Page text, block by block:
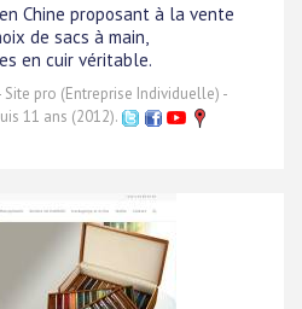
Chine proposant à la vente
de sacs à main,
en cuir véritable.
Site pro (Entreprise Individuelle) -
11 ans (2012).